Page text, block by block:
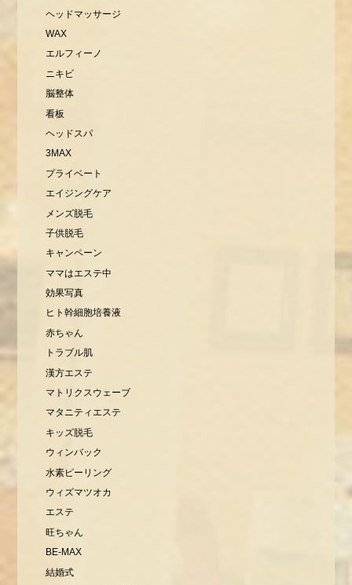
ヘッドマッサージ
WAX
エルフィーノ
ニキビ
脳整体
看板
ヘッドスパ
3MAX
プライベート
エイジングケア
メンズ脱毛
子供脱毛
キャンペーン
ママはエステ中
効果写真
ヒト幹細胞培養液
赤ちゃん
トラブル肌
漢方エステ
マトリクスウェーブ
マタニティエステ
キッズ脱毛
ウィンバック
水素ピーリング
ウィズマツオカ
エステ
旺ちゃん
BE-MAX
結婚式